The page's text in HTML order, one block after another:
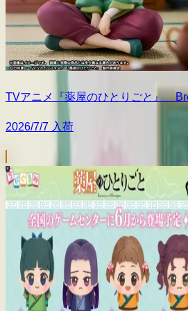
TVアニメ『薬屋のひとりごと』
2026/7/7 入荷